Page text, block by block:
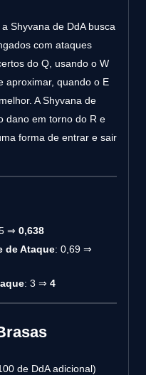
Shyvana de DdA busca
com ataques
do Q, usando o W
aproximar, quando o E
A Shyvana de
dano em torno do R e
forma de entrar e sair
⇒ 0,638
de Ataque: 0,69 ⇒
: 3 ⇒ 4
de DdA adicional)